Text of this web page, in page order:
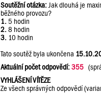
Soutěžní otázka: Jak dlouhá je
běžného provozu?
1. 5 hodin
2. 8 hodin
3. 10 hodin
Tato soutěž byla ukončena
Aktuální počet odpovědí:355
VYHLÁŠENÍ VÍTĚZE
Ze všech správných odpovědí